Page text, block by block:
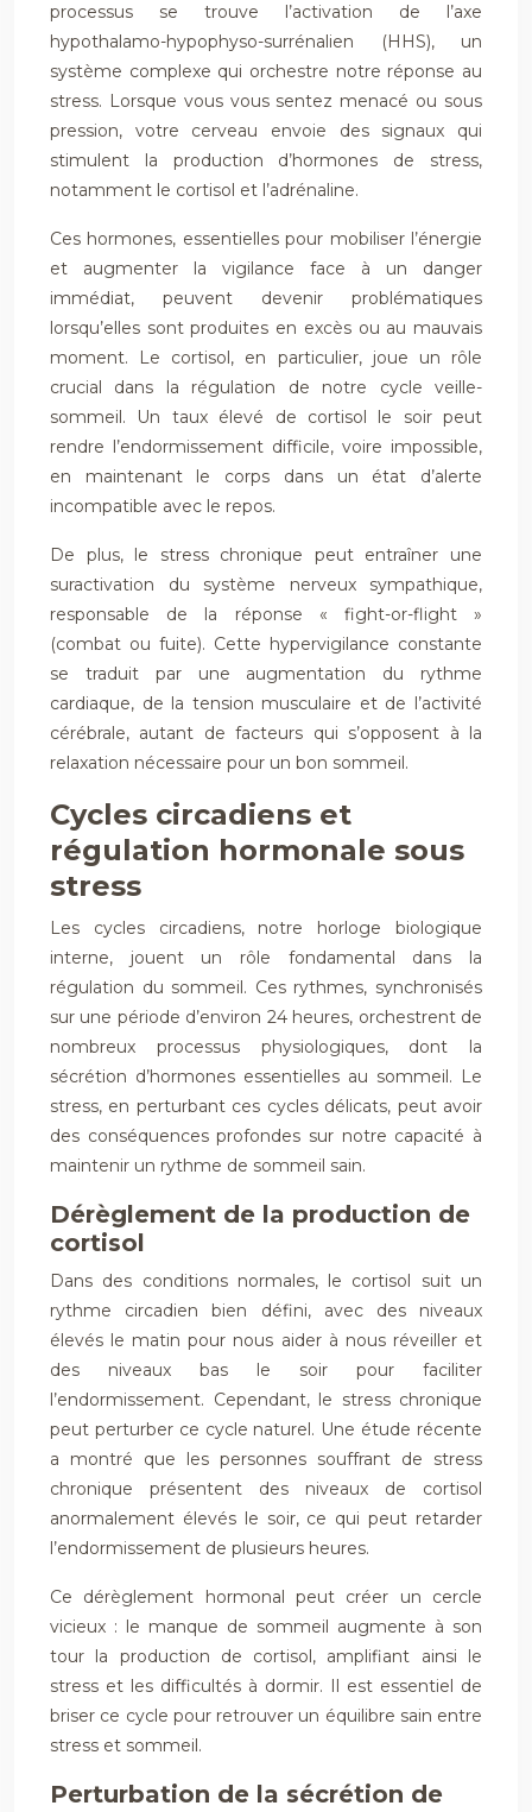
processus se trouve l’activation de l’axe
hypothalamo-hypophyso-surrénalien (HHS), un
système complexe qui orchestre notre réponse au
stress. Lorsque vous vous sentez menacé ou sous
pression, votre cerveau envoie des signaux qui
stimulent la production d’hormones de stress,
notamment le cortisol et l’adrénaline.
Ces hormones, essentielles pour mobiliser l’énergie
et augmenter la vigilance face à un danger
immédiat, peuvent devenir problématiques
lorsqu’elles sont produites en excès ou au mauvais
moment. Le cortisol, en particulier, joue un rôle
crucial dans la régulation de notre cycle veille-
sommeil. Un taux élevé de cortisol le soir peut
rendre l’endormissement difficile, voire impossible,
en maintenant le corps dans un état d’alerte
incompatible avec le repos.
De plus, le stress chronique peut entraîner une
suractivation du système nerveux sympathique,
responsable de la réponse « fight-or-flight »
(combat ou fuite). Cette hypervigilance constante
se traduit par une augmentation du rythme
cardiaque, de la tension musculaire et de l’activité
cérébrale, autant de facteurs qui s’opposent à la
relaxation nécessaire pour un bon sommeil.
Cycles circadiens et
régulation hormonale sous
stress
Les cycles circadiens, notre horloge biologique
interne, jouent un rôle fondamental dans la
régulation du sommeil. Ces rythmes, synchronisés
sur une période d’environ 24 heures, orchestrent de
nombreux processus physiologiques, dont la
sécrétion d’hormones essentielles au sommeil. Le
stress, en perturbant ces cycles délicats, peut avoir
des conséquences profondes sur notre capacité à
maintenir un rythme de sommeil sain.
Dérèglement de la production de
cortisol
Dans des conditions normales, le cortisol suit un
rythme circadien bien défini, avec des niveaux
élevés le matin pour nous aider à nous réveiller et
des niveaux bas le soir pour faciliter
l’endormissement. Cependant, le stress chronique
peut perturber ce cycle naturel. Une étude récente
a montré que les personnes souffrant de stress
chronique présentent des niveaux de cortisol
anormalement élevés le soir, ce qui peut retarder
l’endormissement de plusieurs heures.
Ce dérèglement hormonal peut créer un cercle
vicieux : le manque de sommeil augmente à son
tour la production de cortisol, amplifiant ainsi le
stress et les difficultés à dormir. Il est essentiel de
briser ce cycle pour retrouver un équilibre sain entre
stress et sommeil.
Perturbation de la sécrétion de